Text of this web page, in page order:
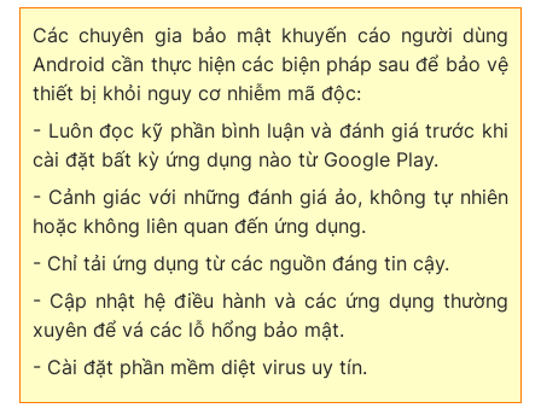
Các chuyên gia bảo mật khuyến cáo người dùng
Android cần thực hiện các biện pháp sau để bảo vệ
thiết bị khỏi nguy cơ nhiễm mã độc:
- Luôn đọc kỹ phần bình luận và đánh giá trước khi
cài đặt bất kỳ ứng dụng nào từ Google Play.
- Cảnh giác với những đánh giá ảo, không tự nhiên
hoặc không liên quan đến ứng dụng.
- Chỉ tải ứng dụng từ các nguồn đáng tin cậy.
- Cập nhật hệ điều hành và các ứng dụng thường
xuyên để vá các lỗ hổng bảo mật.
- Cài đặt phần mềm diệt virus uy tín.